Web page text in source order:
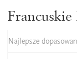
Najlepsze